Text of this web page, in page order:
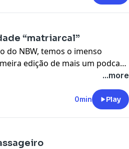
[…]
“matriarcal”
do NBW, temos o imenso
edição de mais um podcast
Hoje vocês vão conhecer o
toda boa história é entender a
A essência […]
...more
0min Play